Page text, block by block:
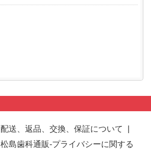
配送、返品、交換、保証について
松島歯科通販-プライバシーに関する